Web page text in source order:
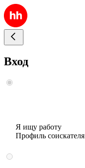
Вход
Я ищу работу
Профиль соискателя